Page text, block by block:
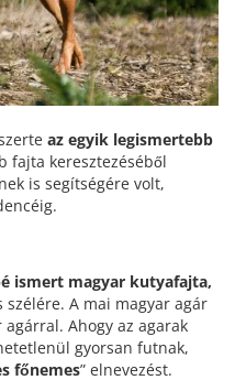
az egyik legismertebb
fajta keresztezéséből
is segítségére volt,
ismert magyar kutyafajta,
A mai magyar agár
Ahogy az agarak
gyorsan futnak,
főnemes” elnevezést.